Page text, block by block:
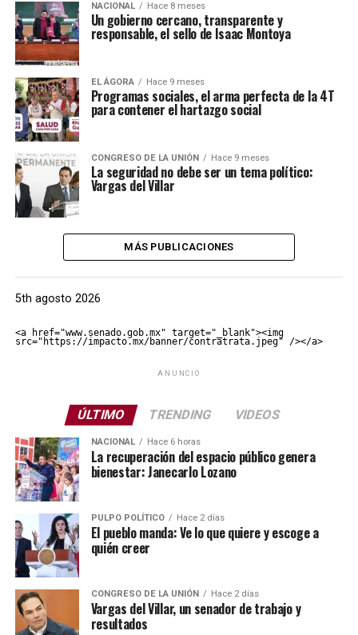
NACIONAL Hace 8 meses
Un gobierno cercano, transparente y
responsable, el sello de Isaac Montoya
EL ÁGORA Hace 9 meses
Programas sociales, el arma perfecta de la 4T
para contener el hartazgo social
CONGRESO DE LA UNIÓN Hace 9 meses
La seguridad no debe ser un tema político:
Vargas del Villar
MÁS PUBLICACIONES
5th agosto 2026
<a href="www.senado.gob.mx" target="_blank"><img
src="https://impacto.mx/banner/contratrata.jpeg" /></a>
ANUNCIO
ÚLTIMO TRENDING VIDEOS
NACIONAL Hace 6 horas
La recuperación del espacio público genera
bienestar: Janecarlo Lozano
PULPO POLÍTICO Hace 2 días
El pueblo manda: Ve lo que quiere y escoge a
quién creer
CONGRESO DE LA UNIÓN Hace 2 días
Vargas del Villar, un senador de trabajo y
resultados